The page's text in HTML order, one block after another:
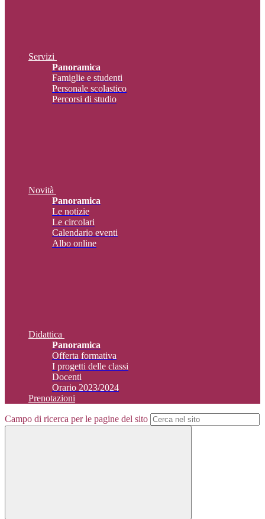
Servizi
Panoramica
Famiglie e studenti
Personale scolastico
Percorsi di studio
Novità
Panoramica
Le notizie
Le circolari
Calendario eventi
Albo online
Didattica
Panoramica
Offerta formativa
I progetti delle classi
Docenti
Orario 2023/2024
Prenotazioni
Campo di ricerca per le pagine del sito